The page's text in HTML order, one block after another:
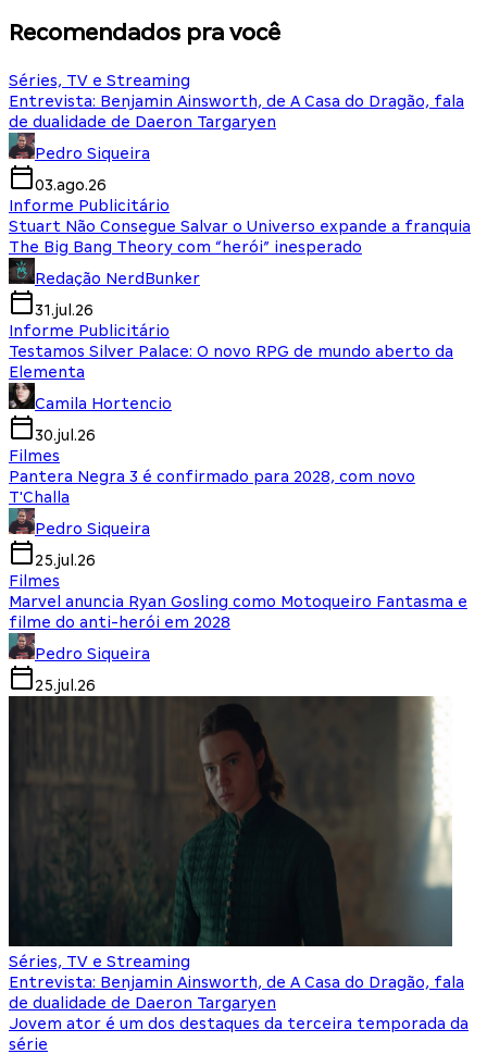
Recomendados pra você
Séries, TV e Streaming
Entrevista: Benjamin Ainsworth, de A Casa do Dragão, fala
de dualidade de Daeron Targaryen
Pedro Siqueira
03.ago.26
Informe Publicitário
Stuart Não Consegue Salvar o Universo expande a franquia
The Big Bang Theory com “herói” inesperado
Redação NerdBunker
31.jul.26
Informe Publicitário
Testamos Silver Palace: O novo RPG de mundo aberto da
Elementa
Camila Hortencio
30.jul.26
Filmes
Pantera Negra 3 é confirmado para 2028, com novo
T'Challa
Pedro Siqueira
25.jul.26
Filmes
Marvel anuncia Ryan Gosling como Motoqueiro Fantasma e
filme do anti-herói em 2028
Pedro Siqueira
25.jul.26
Séries, TV e Streaming
Entrevista: Benjamin Ainsworth, de A Casa do Dragão, fala
de dualidade de Daeron Targaryen
Jovem ator é um dos destaques da terceira temporada da
série